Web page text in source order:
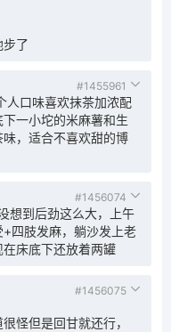
了
#1455961
口味喜欢抹茶加浓配
一小坨的米麻薯和生
，适合不喜欢甜的博
#1456074
想到后劲这么大，上午
四肢发麻，躺沙发上老
床底下还放着两罐
#1456075
怪但是回甘就还行，